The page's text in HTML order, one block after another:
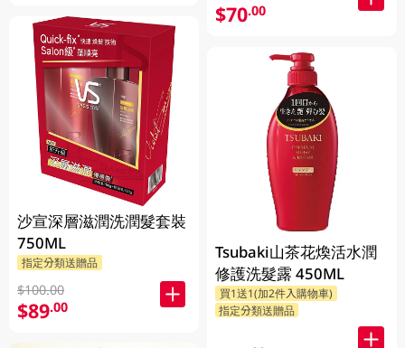
沙宣深層滋潤洗潤髮套裝
750ML
指定分類送贈品
$100.00
$89.00
$70.00
Tsubaki山茶花煥活水潤
修護洗髮露 450ML
買1送1(加2件入購物車)
指定分類送贈品